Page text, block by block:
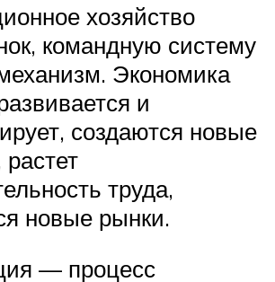
хозяйство
командную систему
Экономика
и
создаются новые
труда,
новые рынки.
— процесс